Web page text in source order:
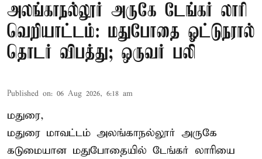
அலங்காநல்லூர் அருகே டேங்கர் லாரி
வெறியாட்டம்: மதுபோதை ஓட்டுநரால்
தொடர் விபத்து; ஒருவர் பலி
Published on: 06 Aug 2026, 6:18 am
மதுரை,
மதுரை மாவட்டம் அலங்காநல்லூர் அருகே
கடுமையான மதுபோதையில் டேங்கர் லாரியை